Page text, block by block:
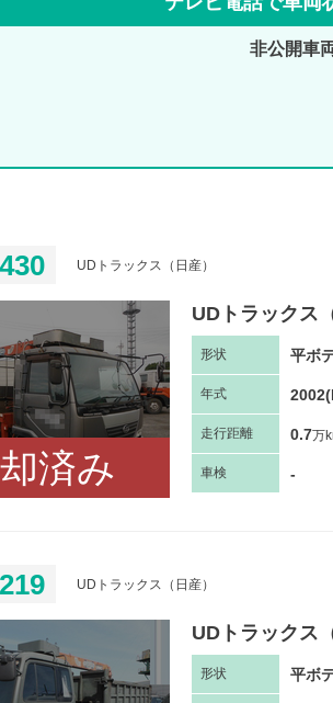
非公開車
UDトラックス（日産）
済み
UDトラックス
形状 平ボ
年式
走行距離 0.7万
車検 -
UDトラックス（日産）
UDトラックス
形状 平ボ